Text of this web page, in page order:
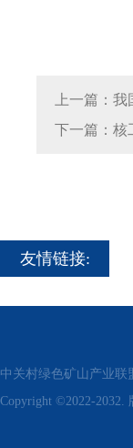
上一篇：
下一篇：核
友情链接:
中关村绿色矿山产业
Copyright ©2022-